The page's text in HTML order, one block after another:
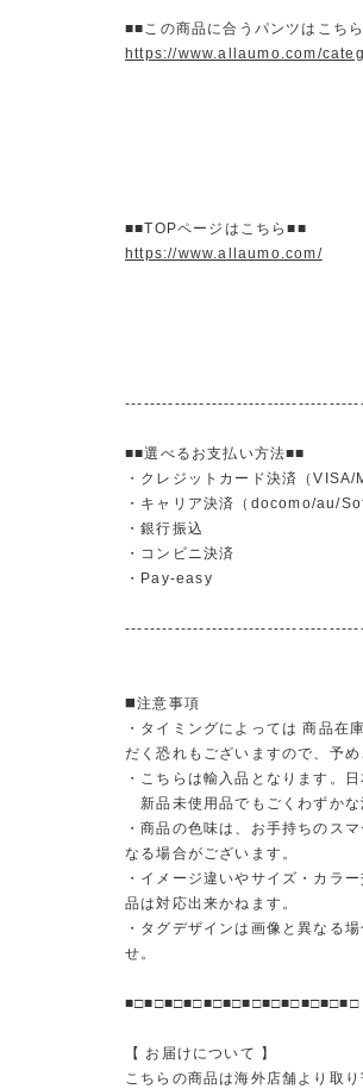
■■この商品に合うパンツはこち
https://www.allaumo.com/
■■TOPページはこちら■■
https://www.allaumo.com/
■■選べるお支払い方法■■
・クレジットカード決済（
・キャリア決済（docomo/au/
・銀行振込
・コンビニ決済
・Pay-easy
◼️注意事項
・タイミングによっては 商品在
だく恐れもございますので、予め
・こちらは輸入品となります。
新品未使用品でもごくわずかな
・商品の色味は、お手持ちのス
なる場合がございます。
・イメージ違いやサイズ・カラ
品は対応出来かねます。
・タグデザインは画像と異なる
せ。
■□■□■□■□■□■□■□■□■□■□■□■□
【 お届けについて 】
こちらの商品は海外店舗より取